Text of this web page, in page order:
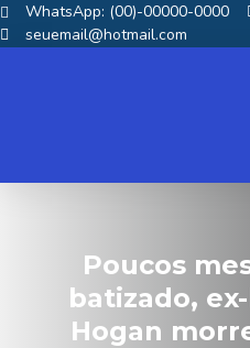
WhatsApp: (00)-00000-0000
seuemail@hotmail.com
Poucos
batizado,
Hogan